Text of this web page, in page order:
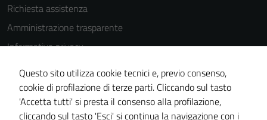
Richiesta assistenza
Amministrazione trasparente
Informativa privacy
Note legali
Dichiarazione di accessibilità
Questo sito utilizza cookie tecnici e, previo consenso,
cookie di profilazione di terze parti. Cliccando sul tasto
'Accetta tutti' si presta il consenso alla profilazione,
cliccando sul tasto 'Esci' si continua la navigazione con i